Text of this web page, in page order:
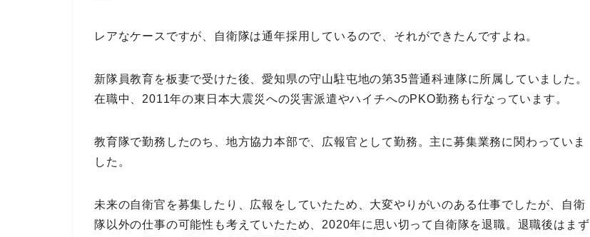
レアなケースですが、自衛隊は通年採用しているので、それができたんですよね。
新隊員教育を板妻で受けた後、愛知県の守山駐屯地の第35普通科連隊に所属していました。
在職中、2011年の東日本大震災への災害派遣やハイチへのPKO勤務も行なっています。
教育隊で勤務したのち、地方協力本部で、広報官として勤務。主に募集業務に関わっていま
した。
未来の自衛官を募集したり、広報をしていたため、大変やりがいのある仕事でしたが、自衛
隊以外の仕事の可能性も考えていたため、2020年に思い切って自衛隊を退職。退職後はまず